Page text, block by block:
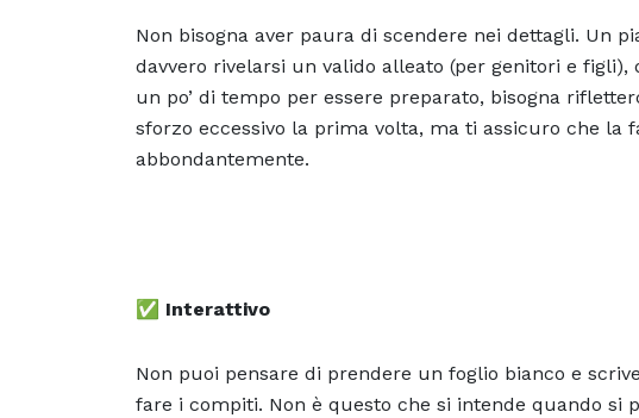
Non bisogna aver paura di scendere nei dettagli. Un
davvero rivelarsi un valido alleato (per genitori e figli),
un po’ di tempo per essere preparato, bisogna
sforzo eccessivo la prima volta, ma ti assicuro che la
abbondantemente.
✅ Interattivo
Non puoi pensare di prendere un foglio bianco e
fare i compiti. Non è questo che si intende quando si